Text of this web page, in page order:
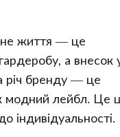
життя — це
а внесок
річ бренду — це
модний лейбл. Це
індивідуальності.